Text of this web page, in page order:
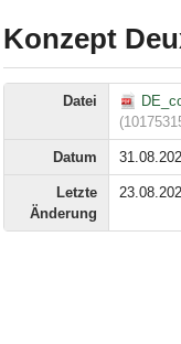
Konzept
Datei
Datum
Letzte
Änderung